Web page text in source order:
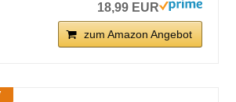
18,99 EUR
zum Amazon Angebot